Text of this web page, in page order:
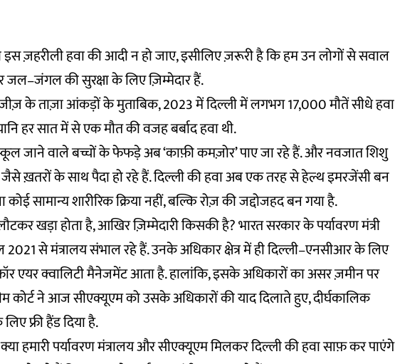
ज़हरीली हवा की आदी न हो जाए, इसीलिए ज़रूरी है कि हम उन लोगों से सवाल
जल–जंगल की सुरक्षा के लिए ज़िम्मेदार हैं.
के ताज़ा आंकड़ों के मुताबिक, 2023 में दिल्ली में लगभग 17,000 मौतें सीधे हवा
हर सात में से एक मौत की वजह बर्बाद हवा थी.
जाने वाले बच्चों के फेफड़े अब ‘काफ़ी कमज़ोर’ पाए जा रहे हैं. और नवजात शिशु
ख़तरों के साथ पैदा हो रहे हैं. दिल्ली की हवा अब एक तरह से हेल्थ इमरजेंसी बन
सामान्य शारीरिक क्रिया नहीं, बल्कि रोज़ की जद्दोजहद बन गया है.
खड़ा होता है, आखिर ज़िम्मेदारी किसकी है? भारत सरकार के पर्यावरण मंत्री
2021 से मंत्रालय संभाल रहे हैं. उनके अधिकार क्षेत्र में ही दिल्ली–एनसीआर के लिए
एयर क्वालिटी मैनेजमेंट आता है. हालांकि, इसके अधिकारों का असर ज़मीन पर
कोर्ट ने आज सीएक्यूएम को उसके अधिकारों की याद दिलाते हुए, दीर्घकालिक
फ्री हैंड दिया है.
हमारी पर्यावरण मंत्रालय और सीएक्यूएम मिलकर दिल्ली की हवा साफ़ कर पाएंगे